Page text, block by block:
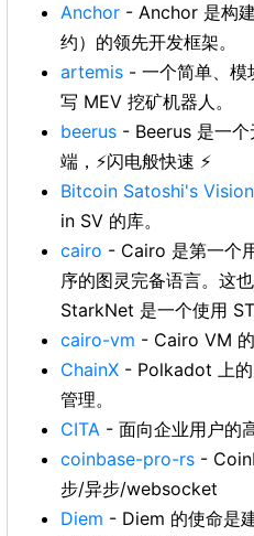
Anchor - Anchor 是构
约）的领先开发框架。
artemis - 一个简单、模
写 MEV 挖矿机器人。
beerus - Beerus 是一
端，⚡闪电般快速 ⚡
Bitcoin Satoshi's Vision
in SV 的库。
cairo - Cairo 是第一个
序的图灵完备语言。这
StarkNet 是一个使用
cairo-vm - Cairo VM
ChainX - Polkadot 上的
管理。
CITA - 面向企业用户的
coinbase-pro-rs -
步/异步/websocket
Diem - Diem 的使命是